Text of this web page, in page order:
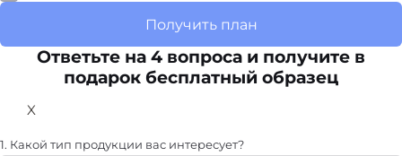
Получить план
Ответьте на 4 вопроса и получите в
подарок бесплатный образец
X
1. Какой тип продукции вас интересует?